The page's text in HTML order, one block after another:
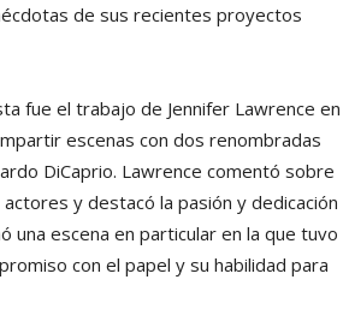
de sus recientes proyectos
fue el trabajo de Jennifer Lawrence en
escenas con dos renombradas
DiCaprio. Lawrence comentó sobre
y destacó la pasión y dedicación
una escena en particular en la que tuvo
con el papel y su habilidad para